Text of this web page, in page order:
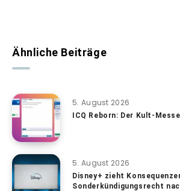
Ähnliche Beiträge
5. August 2026
ICQ Reborn: Der Kult-
5. August 2026
Disney+ zieht
Sonderkündigungsrecht